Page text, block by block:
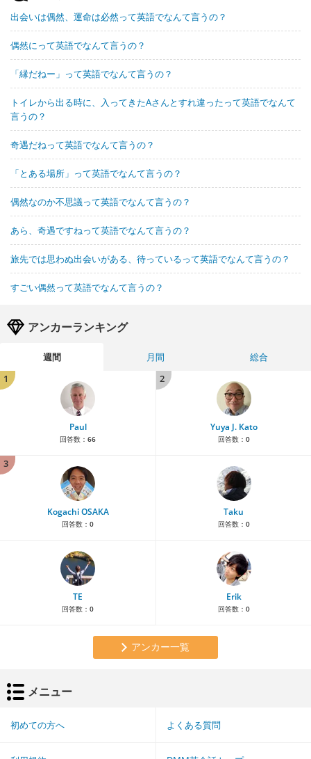
出会いは偶然、運命は必然って英語でなんて言うの？
偶然にって英語でなんて言うの？
「縁だねー」って英語でなんて言うの？
トイレから出る時に、入ってきたAさんとすれ違ったって英語でなんて
言うの？
奇遇だねって英語でなんて言うの？
「とある場所」って英語でなんて言うの？
偶然なのか不思議って英語でなんて言うの？
あら、奇遇ですねって英語でなんて言うの？
旅先では思わぬ出会いがある、待っているって英語でなんて言うの？
すごい偶然って英語でなんて言うの？
アンカーランキング
週間 月間
総合
1
Paul
回答数： 66
2
Yuya J. Kato
回答数： 0
3
Kogachi OSAKA
回答数： 0
Taku
回答数： 0
TE
回答数： 0
Erik
回答数： 0
アンカー一覧
メニュー
初めての方へ よくある質問